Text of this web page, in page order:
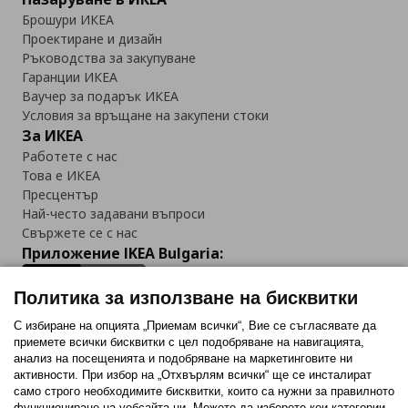
Брошури ИКЕА
Проектиране и дизайн
Ръководства за закупуване
Гаранции ИКЕА
Ваучер за подарък ИКЕА
Условия за връщане на закупени стоки
За ИКЕА
Работете с нас
Това е ИКЕА
Пресцентър
Най-често задавани въпроси
Свържете се с нас
Приложение IKEA Bulgaria:
Последвайте ни:
FacebookTwitterYoutubePinterestInstagram
Политика за използване на бисквитки
С избиране на опцията „Приемам всички“, Вие се съгласявате да
приемете всички бисквитки с цел подобряване на навигацията,
анализ на посещенията и подобряване на маркетинговите ни
активности. При избор на „Отхвърлям всички“ ще се инсталират
само строго необходимитe бисквитки, които са нужни за правилното